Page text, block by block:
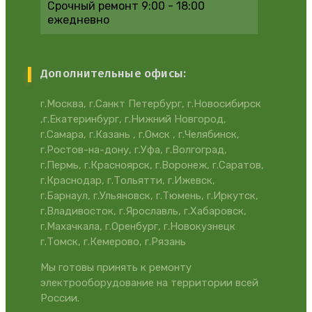
Срочный ремонт 9:00 - 18:00
ежедневно
Дополнительные офисы:
г.Москва, г.Санкт Петербург, г.Новосибирск
,г.Екатеринбург, г.Нижний Новгород,
г.Самара, г.Казань , г.Омск , г.Челябинск,
г.Ростов-на-дону, г.Уфа, г.Волгоград,
г.Пермь, г.Красноярск, г.Воронеж, г.Саратов,
г.Краснодар, г.Тольятти, г.Ижевск,
г.Барнаул, г.Ульяновск, г.Тюмень, г.Иркутск,
г.Владивосток, г.Ярославль, г.Хабаровск,
г.Махачкала, г.Оренбург, г.Новокузнецк
г.Томск, г.Кемерово, г.Рязань
Мы готовы принять к ремонту
электрооборудование на территории всей
России.